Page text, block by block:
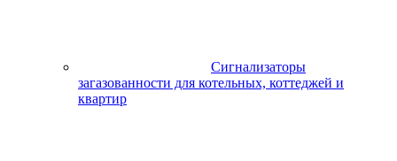
Сигнализаторы
загазованности для котельных, коттеджей и
квартир